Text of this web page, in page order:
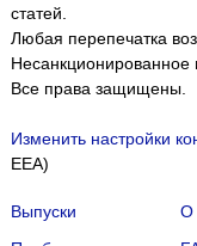
статей.
Любая перепечатка
Несанкционированное
Все права защищены.
Изменить настройки
EEA)
Выпуски
О